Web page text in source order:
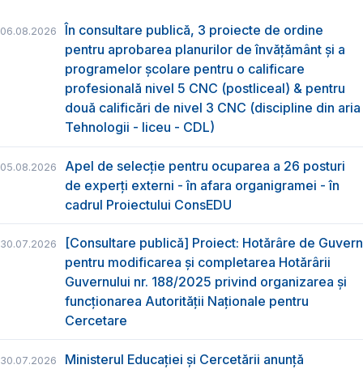
06.08.2026
În consultare publică, 3 proiecte de ordine
pentru aprobarea planurilor de învățământ și a
programelor școlare pentru o calificare
profesională nivel 5 CNC (postliceal) & pentru
două calificări de nivel 3 CNC (discipline din aria
Tehnologii - liceu - CDL)
05.08.2026
Apel de selecție pentru ocuparea a 26 posturi
de experți externi - în afara organigramei - în
cadrul Proiectului ConsEDU
30.07.2026
[Consultare publică] Proiect: Hotărâre de Guvern
pentru modificarea și completarea Hotărârii
Guvernului nr. 188/2025 privind organizarea şi
funcţionarea Autorităţii Naţionale pentru
Cercetare
30.07.2026
Ministerul Educației și Cercetării anunță